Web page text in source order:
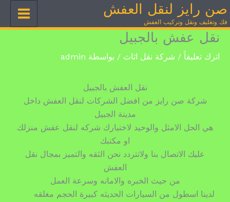
إلى
المحتوى
صن رايز لنقل العفش
فك وتغليف ونقل وتركيب العفش
نقل عفش بالجبيل
اترك تعليقاً / شركة نقل اثاث / بواسطة admin
نقل العفش بالجبيل
شركة صن رايز من افضل الشركات لنقل العفش داخل
مدينة الجبيل
هي الحل الامثل والوحيد لاختيارك شركه لنقل عفش منزلك
او مكتبك
عليك الاتصال بنا ولاتتردد نحن الثقه والتميز بمجال نقل
العفش
من حيث الخبره والامانه وسرعة العمل
لدينا اسطول من السيارات الحديثه كبيرة الحجم مغلقه